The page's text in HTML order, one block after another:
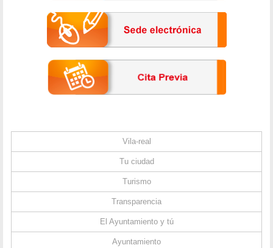
Vila-real
Tu ciudad
Turismo
Transparencia
El Ayuntamiento y tú
Ayuntamiento